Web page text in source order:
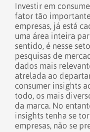
Investir em
fator tão
empresas, já está
uma área inteira
sentido, é nesse
pesquisas de
dados mais
atrelada ao
consumer insights
todo, os mais
da marca. No
insights tenha se
empresas, não se